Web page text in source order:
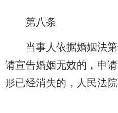
第八条
当事人依据婚姻法第
请宣告婚姻无效的，申
形已经消失的，人民法院